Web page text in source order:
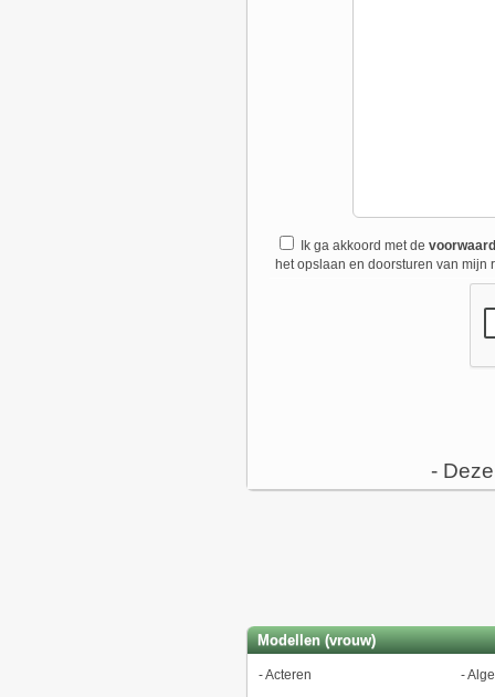
Ik ga akkoord met de
het opslaan en doorsturen van
-
Modellen (vrouw)
-Acteren -